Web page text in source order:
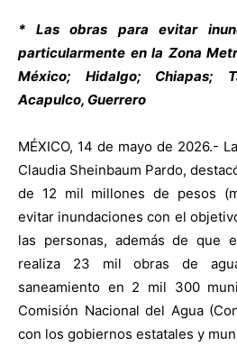
* Las obras para evitar
particularmente en la Zona
México; Hidalgo; Chiapas;
Acapulco, Guerrero
MÉXICO, 14 de mayo de 2026.-
Claudia Sheinbaum Pardo,
de 12 mil millones de pesos
evitar inundaciones con el
las personas, además de que
realiza 23 mil obras de
saneamiento en 2 mil 300
Comisión Nacional del Agua
con los gobiernos estatales y